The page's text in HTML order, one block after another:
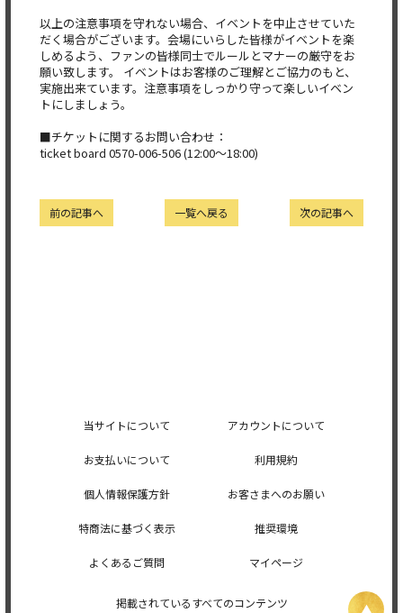
以上の注意事項を守れない場合、イベントを中止させていた
だく場合がございます。会場にいらした皆様がイベントを楽
しめるよう、ファンの皆様同士でルールとマナーの厳守をお
願い致します。 イベントはお客様のご理解とご協力のもと、
実施出来ています。注意事項をしっかり守って楽しいイベン
トにしましょう。
■チケットに関するお問い合わせ：
ticket board 0570-006-506 (12:00～18:00)
次の記事へ
一覧へ戻る
前の記事へ
当サイトについて アカウントについて
お支払いについて 利用規約
個人情報保護方針 お客さまへのお願い
特商法に基づく表示 推奨環境
よくあるご質問 マイページ
掲載されているすべてのコンテンツ